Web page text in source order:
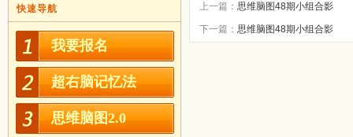
上一篇： 思维脑图48期小组合影
下一篇： 思维脑图48期小组合影
快速导航
我要报名
超右脑记忆法
思维脑图2.0